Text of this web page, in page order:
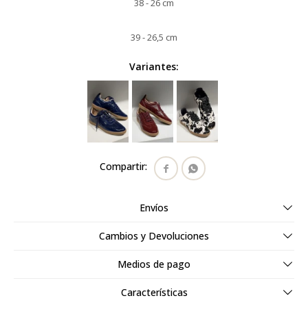
38 - 26 cm
39 - 26,5 cm
Variantes:
 
Envíos
Cambios y Devoluciones
Medios de pago
Características